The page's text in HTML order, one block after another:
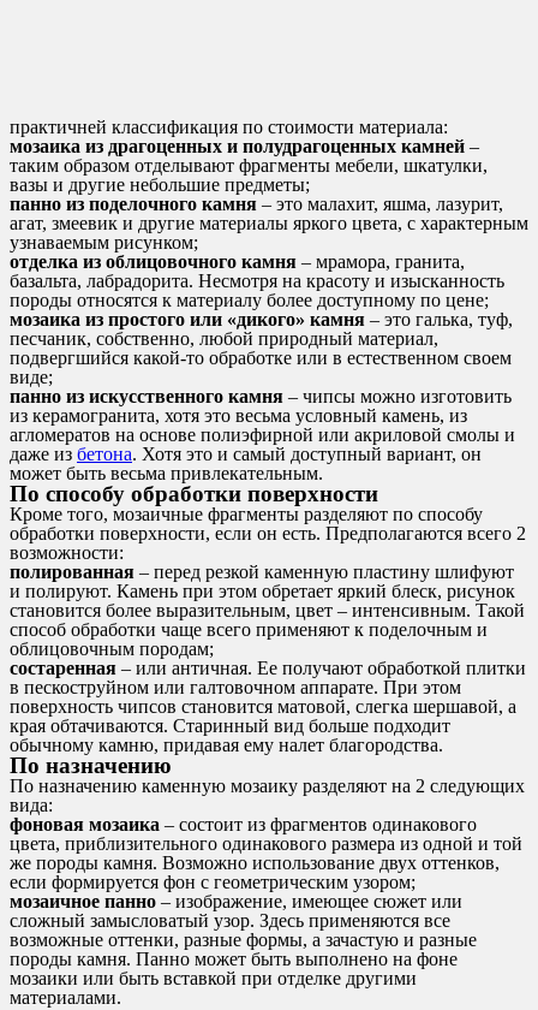
практичней классификация по стоимости материала:
мозаика из драгоценных и полудрагоценных камней –
таким образом отделывают фрагменты мебели, шкатулки,
вазы и другие небольшие предметы;
панно из поделочного камня – это малахит, яшма, лазурит,
агат, змеевик и другие материалы яркого цвета, с характерным
узнаваемым рисунком;
отделка из облицовочного камня – мрамора, гранита,
базальта, лабрадорита. Несмотря на красоту и изысканность
породы относятся к материалу более доступному по цене;
мозаика из простого или «дикого» камня – это галька, туф,
песчаник, собственно, любой природный материал,
подвергшийся какой-то обработке или в естественном своем
виде;
панно из искусственного камня – чипсы можно изготовить
из керамогранита, хотя это весьма условный камень, из
агломератов на основе полиэфирной или акриловой смолы и
даже из бетона. Хотя это и самый доступный вариант, он
может быть весьма привлекательным.
По способу обработки поверхности
Кроме того, мозаичные фрагменты разделяют по способу
обработки поверхности, если он есть. Предполагаются всего 2
возможности:
полированная – перед резкой каменную пластину шлифуют
и полируют. Камень при этом обретает яркий блеск, рисунок
становится более выразительным, цвет – интенсивным. Такой
способ обработки чаще всего применяют к поделочным и
облицовочным породам;
состаренная – или античная. Ее получают обработкой плитки
в пескоструйном или галтовочном аппарате. При этом
поверхность чипсов становится матовой, слегка шершавой, а
края обтачиваются. Старинный вид больше подходит
обычному камню, придавая ему налет благородства.
По назначению
По назначению каменную мозаику разделяют на 2 следующих
вида:
фоновая мозаика – состоит из фрагментов одинакового
цвета, приблизительного одинакового размера из одной и той
же породы камня. Возможно использование двух оттенков,
если формируется фон с геометрическим узором;
мозаичное панно – изображение, имеющее сюжет или
сложный замысловатый узор. Здесь применяются все
возможные оттенки, разные формы, а зачастую и разные
породы камня. Панно может быть выполнено на фоне
мозаики или быть вставкой при отделке другими
материалами.